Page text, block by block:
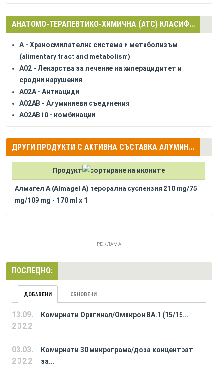
АНАТОМО-ТЕРАПЕВТИКО-ХИМИЧНА (АТС) КЛАСИФИКАЦИЯ
A - Храносмилателна система и метаболизъм
(alimentary tract and metabolism)
A02 - Лекарства за лечение на хиперацидитет и
сродни нарушения
A02A - Антиациди
A02AB - Алуминиеви съединения
A02AB10 - комбинации
ДРУГИ ПРОДУКТИ С АКТИВНА СЪСТАВКА АЛУМИНИЕВ ОКСИД (ALUMINIUM OXIDE) + МАГНЕЗИЕВ ОКСИД (MAGNESIUM OXIDE) + БЕНЗОКАИН (BENZOCAINE)
Продукт
Алмагел А (Almagel A) перорална суспензия 218 mg/75
mg/109 mg - 170 ml x 1
РЕКЛАМА
ПОСЛЕДНО:
ДОБАВЕНИ ОБНОВЕНИ
13.09.
2022
Комирнати Оригинал/Омикрон BA.1 (15/15...
03.03.
2022
Комирнати 30 микрограма/доза концентрат
за...